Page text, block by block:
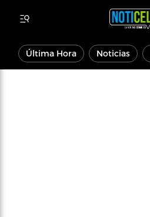
Última Hora Noticias